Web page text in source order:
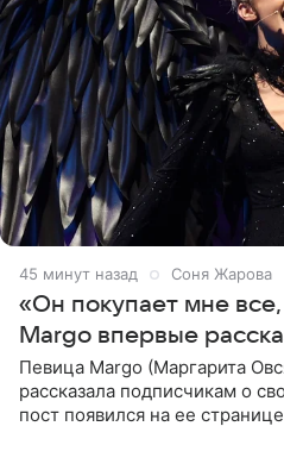
45 минут назад Соня Жарова
«Он покупает мне все,
Margo впервые
Певица Margo (Маргарита
рассказала подписчикам о
пост появился на ее